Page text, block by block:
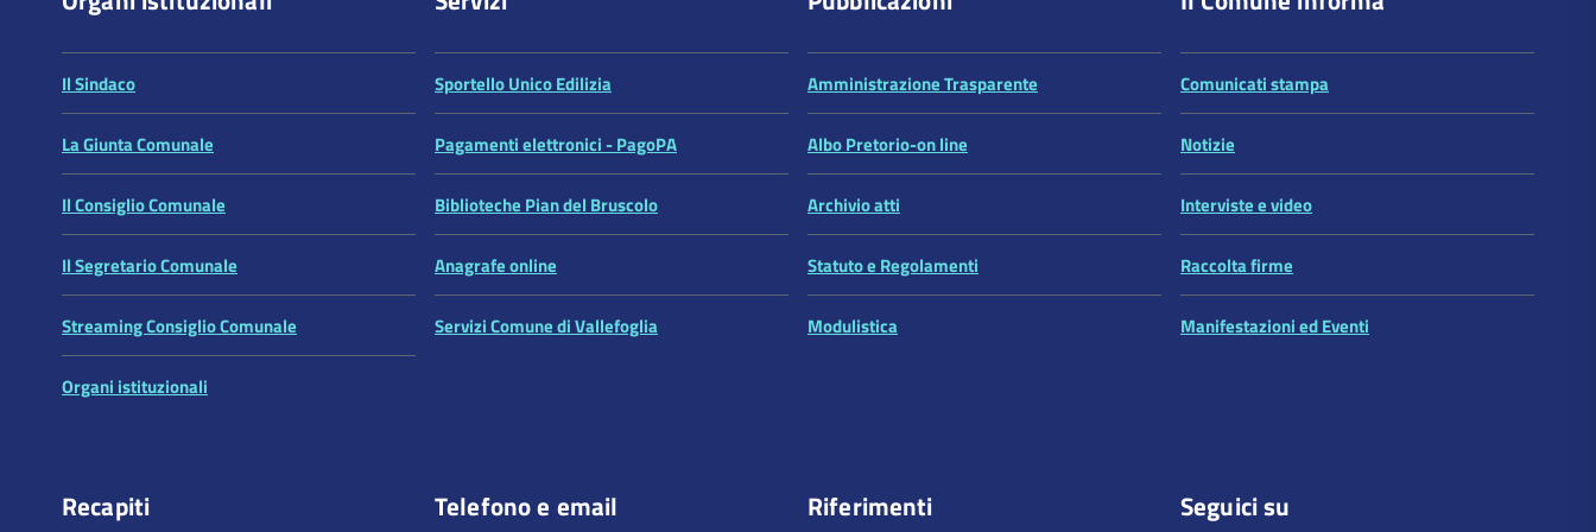
Il Sindaco
La Giunta Comunale
Il Consiglio Comunale
Il Segretario Comunale
Streaming Consiglio Comunale
Organi istituzionali
Sportello Unico Edilizia
Pagamenti elettronici - PagoPA
Biblioteche Pian del Bruscolo
Anagrafe online
Servizi Comune di Vallefoglia
Amministrazione Trasparente
Albo Pretorio-on line
Archivio atti
Statuto e Regolamenti
Modulistica
Comunicati stampa
Notizie
Interviste e video
Raccolta firme
Manifestazioni ed Eventi
Recapiti Telefono e email Riferimenti Seguici su